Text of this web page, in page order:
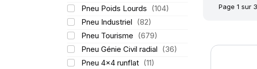
Pneu Poids Lourds (104)
Pneu Industriel (82)
Pneu Tourisme (679)
Pneu Génie Civil radial (36)
Pneu 4x4 runflat (11)
Page 1 sur 3